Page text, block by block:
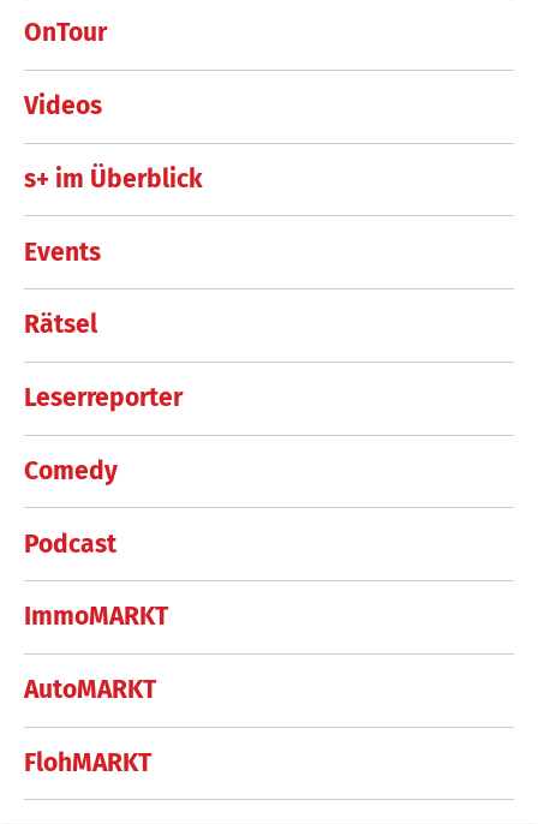
OnTour
Videos
s+ im Überblick
Events
Rätsel
Leserreporter
Comedy
Podcast
ImmoMARKT
AutoMARKT
FlohMARKT